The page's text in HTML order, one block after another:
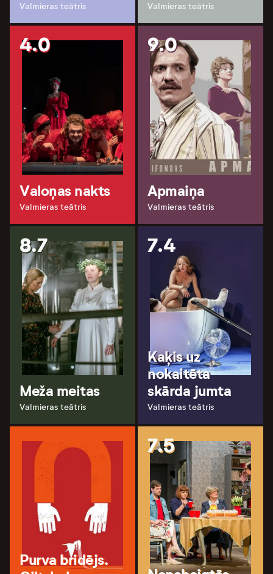
Valmieras teātris Valmieras teātris
4.0
Valoņas nakts
Valmieras teātris
9.0
Apmaiņa
Valmieras teātris
8.7
Meža meitas
Valmieras teātris
7.4
Kaķis uz
nokaitēta
skārda jumta
Valmieras teātris
Purva bridējs.
7.5